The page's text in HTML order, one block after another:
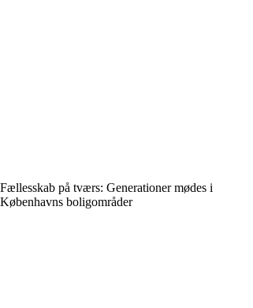
Fællesskab på tværs: Generationer mødes i
Københavns boligområder